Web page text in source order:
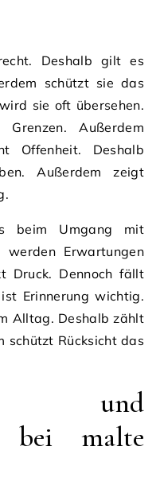
Deshalb gilt es
schützt sie das
sie oft übersehen.
Außerdem
Offenheit. Deshalb
Außerdem zeigt
beim Umgang mit
werden Erwartungen
Druck. Dennoch fällt
Erinnerung wichtig.
Alltag. Deshalb zählt
schützt Rücksicht das
und
bei malte